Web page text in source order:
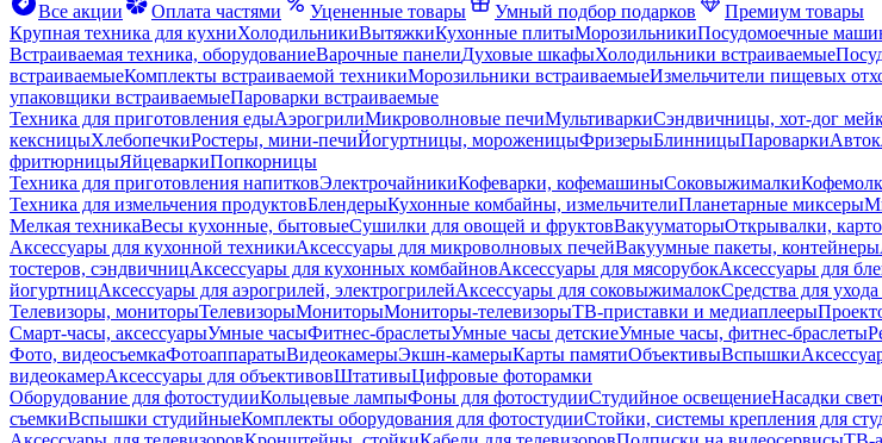
Все акции
Оплата частями Уцененные товары Умный подбор подарков
Премиум товары
Крупная техника для кухниХолодильникиВытяжкиКухонные плитыМорозильникиПосудомоечные
Встраиваемая техника, оборудованиеВарочные панелиДуховые шкафыХолодильники встраиваемые
встраиваемыеКомплекты встраиваемой техникиМорозильники встраиваемыеИзмельчители пищевых
упаковщики встраиваемыеПароварки встраиваемые
Техника для приготовления едыАэрогрилиМикроволновые печиМультиваркиСэндвичницы, хот-дог
кексницыХлебопечкиРостеры, мини-печиЙогуртницы, мороженицыФризерыБлинницыПароварки
фритюрницыЯйцеваркиПопкорницы
Техника для приготовления напитковЭлектрочайникиКофеварки, кофемашиныСоковыжималки
Техника для измельчения продуктовБлендерыКухонные комбайны, измельчителиПланетарные миксеры
Мелкая техникаВесы кухонные, бытовыеСушилки для овощей и фруктовВакууматорыОткрывалки,
Аксессуары для кухонной техникиАксессуары для микроволновых печейВакуумные пакеты, контейнеры
тостеров, сэндвичницАксессуары для кухонных комбайновАксессуары для мясорубокАксессуары для
йогуртницАксессуары для аэрогрилей, электрогрилейАксессуары для соковыжималокСредства для
Телевизоры, мониторыТелевизорыМониторыМониторы-телевизорыТВ-приставки и медиаплееры
Смарт-часы, аксессуарыУмные часыФитнес-браслетыУмные часы детскиеУмные часы, фитнес-браслеты
Фото, видеосъемкаФотоаппаратыВидеокамерыЭкшн-камерыКарты памятиОбъективыВспышки
видеокамерАксессуары для объективовШтативыЦифровые фоторамки
Оборудование для фотостудииКольцевые лампыФоны для фотостудииСтудийное освещениеНасадки
съемкиВспышки студийныеКомплекты оборудования для фотостудииСтойки, системы крепления для